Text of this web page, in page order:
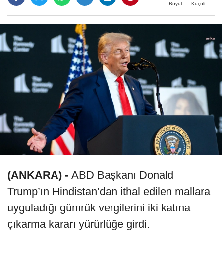
Büyüt Küçült
(ANKARA) - ABD Başkanı Donald
Trump’ın Hindistan’dan ithal edilen mallara
uyguladığı gümrük vergilerini iki katına
çıkarma kararı yürürlüğe girdi.